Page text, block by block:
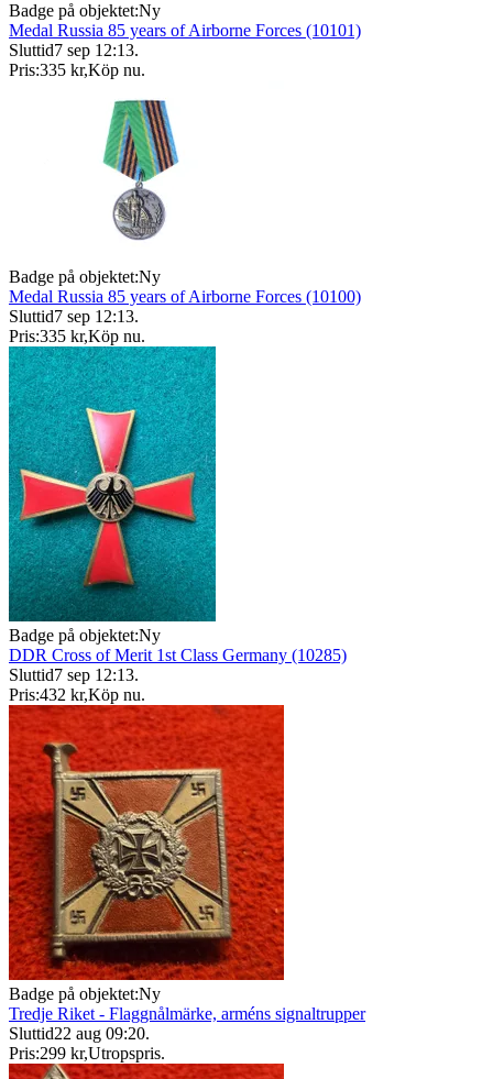
Badge på objektet:Ny
Medal Russia 85 years of Airborne Forces (10101)
Sluttid7 sep 12:13.
Pris:335 kr,Köp nu.
Badge på objektet:Ny
Medal Russia 85 years of Airborne Forces (10100)
Sluttid7 sep 12:13.
Pris:335 kr,Köp nu.
Badge på objektet:Ny
DDR Cross of Merit 1st Class Germany (10285)
Sluttid7 sep 12:13.
Pris:432 kr,Köp nu.
Badge på objektet:Ny
Tredje Riket - Flaggnålmärke, arméns signaltrupper
Sluttid22 aug 09:20.
Pris:299 kr,Utropspris.